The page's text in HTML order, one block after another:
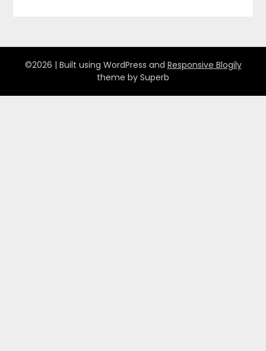
©2026 | Built using WordPress and Responsive Blogily
theme by Superb